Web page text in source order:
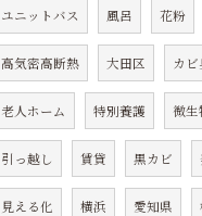
ユニットバス 風呂 花粉
高気密高断熱 大田区 カビ
老人ホーム 特別養護 微生
引っ越し 賃貸 黒カビ
見える化 横浜 愛知県